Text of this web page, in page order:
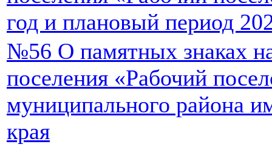
год и плановый период
№56 О памятных знаках
поселения «Рабочий
муниципального района
края